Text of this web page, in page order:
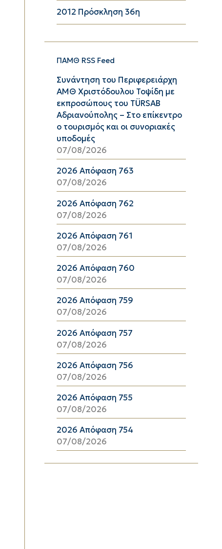
2012 Πρόσκληση 36η
ΠΑΜΘ RSS Feed
Συνάντηση του Περιφερειάρχη
ΑΜΘ Χριστόδουλου Τοψίδη με
εκπροσώπους του TÜRSAB
Αδριανούπολης – Στο επίκεντρο
ο τουρισμός και οι συνοριακές
υποδομές
07/08/2026
2026 Απόφαση 763
07/08/2026
2026 Απόφαση 762
07/08/2026
2026 Απόφαση 761
07/08/2026
2026 Απόφαση 760
07/08/2026
2026 Απόφαση 759
07/08/2026
2026 Απόφαση 757
07/08/2026
2026 Απόφαση 756
07/08/2026
2026 Απόφαση 755
07/08/2026
2026 Απόφαση 754
07/08/2026